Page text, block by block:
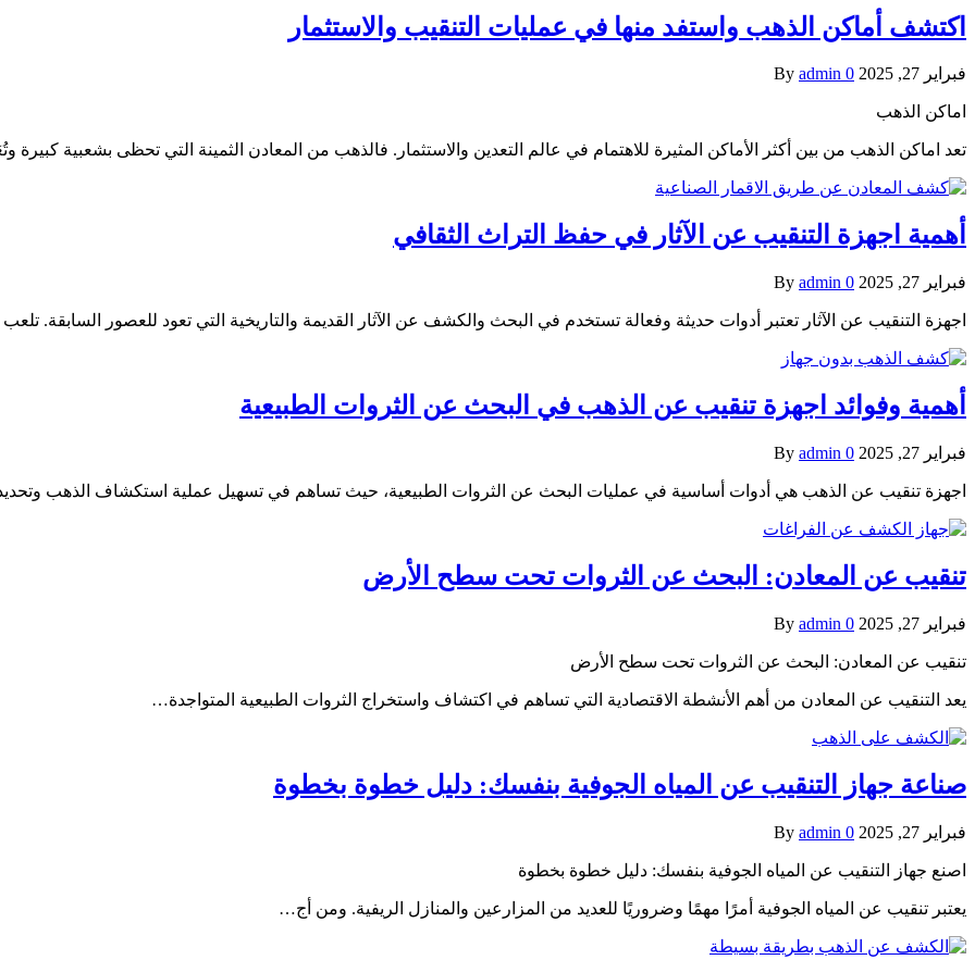
اكتشف أماكن الذهب واستفد منها في عمليات التنقيب والاستثمار
فبراير 27, 2025 By admin 0
اماكن الذهب
تعد اماكن الذهب من بين أكثر الأماكن المثيرة للاهتمام في عالم التعدين والاستثمار. فالذهب من المعادن الثمينة التي تحظى بشعبية كبيرة
أهمية اجهزة التنقيب عن الآثار في حفظ التراث الثقافي
فبراير 27, 2025 By admin 0
اجهزة التنقيب عن الآثار تعتبر أدوات حديثة وفعالة تستخدم في البحث والكشف عن الآثار القديمة والتاريخية التي تعود للعصور السابقة.
أهمية وفوائد اجهزة تنقيب عن الذهب في البحث عن الثروات الطبيعية
فبراير 27, 2025 By admin 0
اجهزة تنقيب عن الذهب هي أدوات أساسية في عمليات البحث عن الثروات الطبيعية، حيث تساهم في تسهيل عملية استكشاف الذهب وتحديد
تنقيب عن المعادن: البحث عن الثروات تحت سطح الأرض
فبراير 27, 2025 By admin 0
تنقيب عن المعادن: البحث عن الثروات تحت سطح الأرض
يعد التنقيب عن المعادن من أهم الأنشطة الاقتصادية التي تساهم في اكتشاف واستخراج الثروات الطبيعية المتواجدة…
صناعة جهاز التنقيب عن المياه الجوفية بنفسك: دليل خطوة بخطوة
فبراير 27, 2025 By admin 0
اصنع جهاز التنقيب عن المياه الجوفية بنفسك: دليل خطوة بخطوة
يعتبر تنقيب عن المياه الجوفية أمرًا مهمًا وضروريًا للعديد من المزارعين والمنازل الريفية. ومن أج…